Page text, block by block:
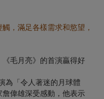
，滿足各樣需求和慾望，
毛月亮》的首演贏得好
為「令人著迷的月球體
偉雄深受感動，他表示